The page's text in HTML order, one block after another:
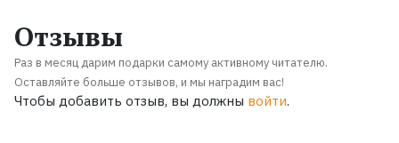
Отзывы
Раз в месяц дарим подарки самому активному читателю.
Оставляйте больше отзывов, и мы наградим вас!
Чтобы добавить отзыв, вы должны войти.